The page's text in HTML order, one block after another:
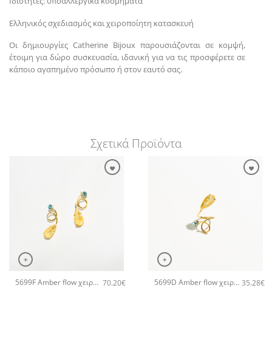
Ελληνικός σχεδιασμός και χειροποίητη κατασκευή
Οι δημιουργίες Catherine Bijoux παρουσιάζονται σε κομψή,
έτοιμη για δώρο συσκευασία, ιδανική για να τις προσφέρετε σε
κάποιο αγαπημένο πρόσωπο ή στον εαυτό σας.
Σχετικά Προϊόντα
+
5699F Amber flow χειροποίητα σκουλαρίκια Catherine bijoux Τυρκουάζ 70.20€
+
5699D Amber flow χειροποίητο δαχτυλιδι Catherine bijoux Τυρκουάζ 35.28€